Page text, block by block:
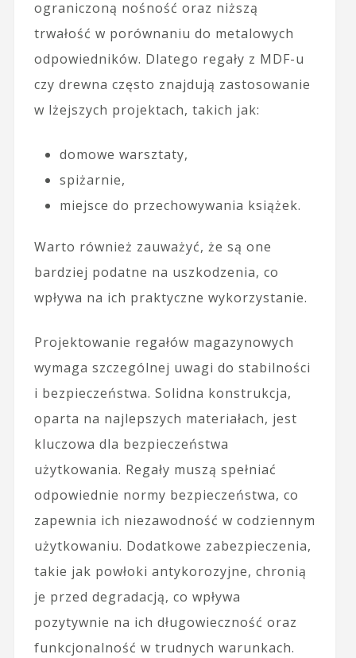
ograniczoną nośność oraz niższą
trwałość w porównaniu do metalowych
odpowiedników. Dlatego regały z MDF-u
czy drewna często znajdują zastosowanie
w lżejszych projektach, takich jak:
domowe warsztaty,
spiżarnie,
miejsce do przechowywania książek.
Warto również zauważyć, że są one
bardziej podatne na uszkodzenia, co
wpływa na ich praktyczne wykorzystanie.
Projektowanie regałów magazynowych
wymaga szczególnej uwagi do stabilności
i bezpieczeństwa. Solidna konstrukcja,
oparta na najlepszych materiałach, jest
kluczowa dla bezpieczeństwa
użytkowania. Regały muszą spełniać
odpowiednie normy bezpieczeństwa, co
zapewnia ich niezawodność w codziennym
użytkowaniu. Dodatkowe zabezpieczenia,
takie jak powłoki antykorozyjne, chronią
je przed degradacją, co wpływa
pozytywnie na ich długowieczność oraz
funkcjonalność w trudnych warunkach.